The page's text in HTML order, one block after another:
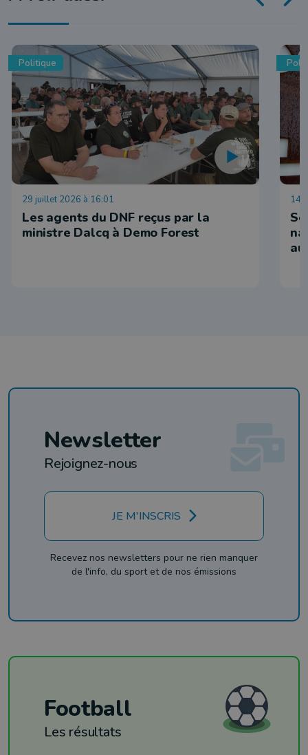
Politique
29 juillet 2026 à 16:01
Les agents du DNF reçus par la
ministre Dalcq à Demo Forest
14
Newsletter
Rejoignez-nous
JE M'INSCRIS
Recevez nos newsletters pour ne rien manquer
de l'info, du sport et de nos émissions
Football
Les résultats